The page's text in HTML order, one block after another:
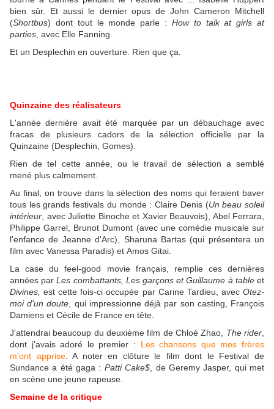
bien sûr. Et aussi le dernier opus de John Cameron Mitchell
(Shortbus) dont tout le monde parle : How to talk at girls at
parties , avec Elle Fanning.
Et un Desplechin en ouverture. Rien que ça.
Quinzaine des réalisateurs
L'année dernière avait été marquée par un débauchage avec
fracas de plusieurs cadors de la sélection officielle par la
Quinzaine (Desplechin, Gomes).
Rien de tel cette année, ou le travail de sélection a semblé
mené plus calmement.
Au final, on trouve dans la sélection des noms qui feraient baver
tous les grands festivals du monde : Claire Denis (Un beau soleil
intérieur , avec Juliette Binoche et Xavier Beauvois), Abel Ferrara,
Philippe Garrel, Brunot Dumont (avec une comédie musicale sur
l'enfance de Jeanne d'Arc), Sharuna Bartas (qui présentera un
film avec Vanessa Paradis) et Amos Gitai.
La case du feel-good movie français, remplie ces dernières
années parLes combattants, Les garçons et Guillaume à tableet
Divines, est cette fois-ci occupée par Carine Tardieu, avec Otez-
moi d'un doute , qui impressionne déjà par son casting, François
Damiens et Cécile de France en tête.
J'attendrai beaucoup du deuxième film de Chloé Zhao, The rider
dont j'avais adoré le premier : Les chansons que mes frères
m'ont apprise. A noter en clôture le film dont le Festival de
Sundance a été gaga : Patti Cake$ , de Geremy Jasper, qui met
en scène une jeune rapeuse.
Semaine de la critique